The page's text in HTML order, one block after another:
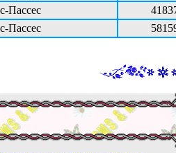
Пассес
Пассес